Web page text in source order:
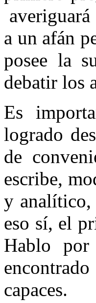
a un afán
posee la
debatir los
Es
logrado
de
escribe,
y analítico,
eso sí, el
Hablo
capaces.